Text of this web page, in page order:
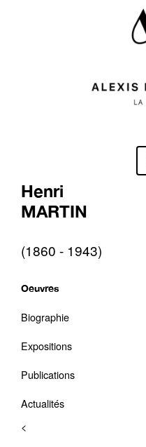
Henri
MARTIN
(1860 - 1943)
Oeuvres
Biographie
Expositions
Publications
Actualités
<